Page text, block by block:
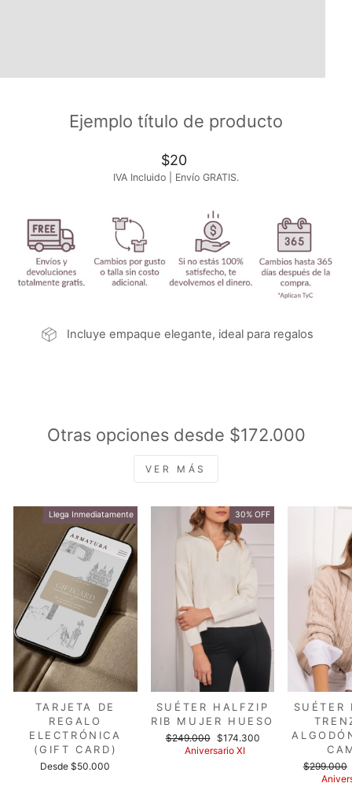
Ejemplo título de producto
Precio
habitual
$20
IVA Incluido | Envío GRATIS.
Incluye empaque elegante, ideal para regalos
Otras opciones desde $172.000
VER MÁS
Llega Inmediatamente
TARJETA DE
REGALO
ELECTRÓNICA
(GIFT CARD)
Desde $50.000
30% OFF
SUÉTER HALFZIP
RIB MUJER HUESO
Precio
habitual
$249.000 Precio
de
$174.300
Aniversario XI
SUÉTER
Precio
habitual
$299.000